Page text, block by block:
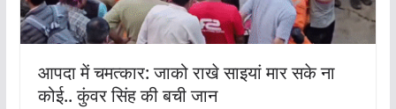
आपदा में चमत्कार: जाको राखे साइयां मार सके ना
कोई.. कुंवर सिंह की बची जान